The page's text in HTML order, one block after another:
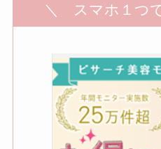
＼ スマホ１つ